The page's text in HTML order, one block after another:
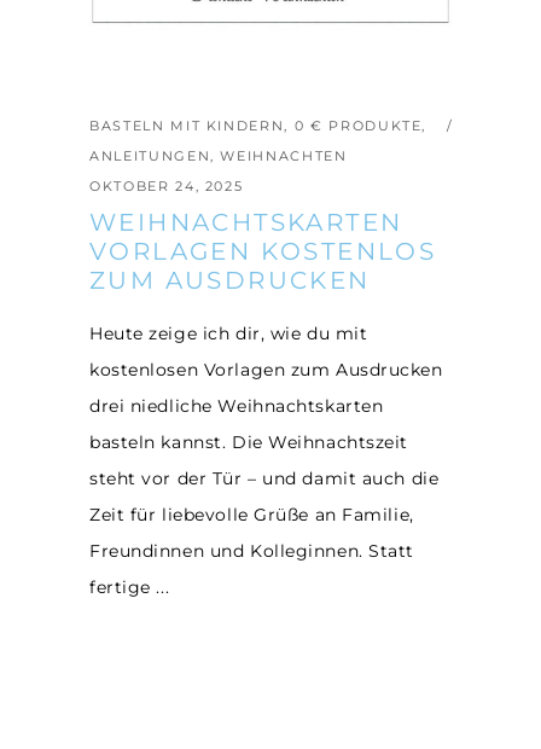
BASTELN MIT KINDERN, 0 € PRODUKTE,
ANLEITUNGEN,WEIHNACHTEN
OKTOBER 24, 2025
WEIHNACHTSKARTEN
VORLAGEN KOSTENLOS
ZUM AUSDRUCKEN
Heute zeige ich dir, wie du mit
kostenlosen Vorlagen zum Ausdrucken
drei niedliche Weihnachtskarten
basteln kannst. Die Weihnachtszeit
steht vor der Tür – und damit auch die
Zeit für liebevolle Grüße an Familie,
Freundinnen und Kolleginnen. Statt
fertige